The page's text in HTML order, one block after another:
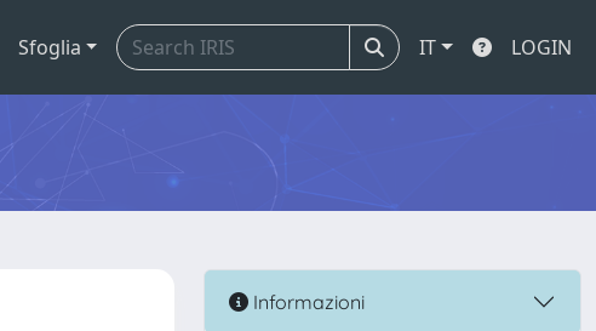
Sfoglia IT LOGIN
Informazioni